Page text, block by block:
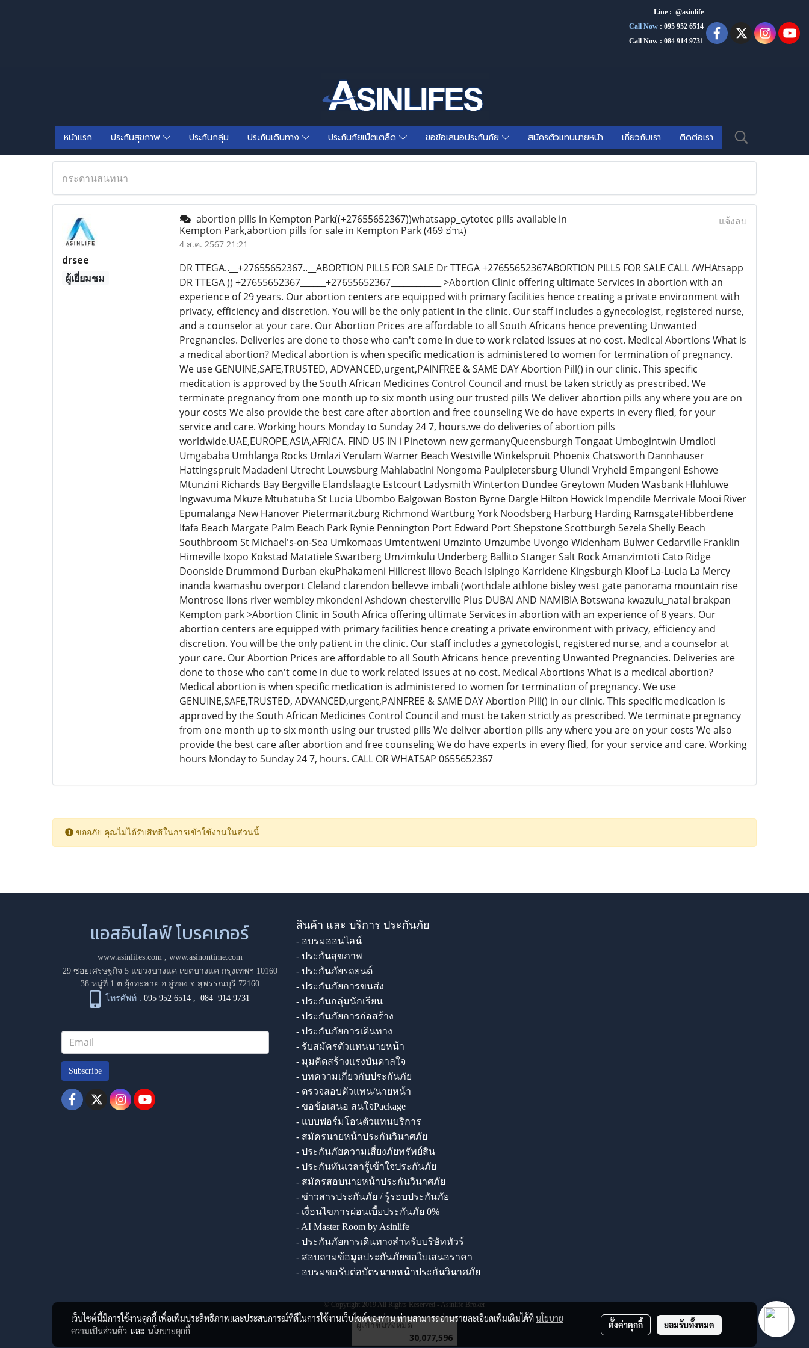
Line : @asinlife
Call Now : 095 952 6514
Call Now : 084 914 9731
หน้าแรก ประกันสุขภาพ ประกันกลุ่ม ประกันเดินทาง ประกันภัยเบ็ตเตล็ด ขอข้อเสนอประกันภัย สมัครตัวแทนนายหน้า เกี่ยวกับเรา ติดต่อเรา
กระดานสนทนา
drsee
ผู้เยี่ยมชม
abortion pills in Kempton Park((+27655652367))whatsapp_cytotec pills available in
Kempton Park,abortion pills for sale in Kempton Park(469 อ่าน)
4 ส.ค. 2567 21:21
แจ้งลบ
DR TTEGA..__+27655652367..__ABORTION PILLS FOR SALE Dr TTEGA +27655652367ABORTION PILLS FOR SALE CALL /WHAtsapp
DR TTEGA )) +27655652367______+27655652367____________ >Abortion Clinic offering ultimate Services in abortion with an
experience of 29 years. Our abortion centers are equipped with primary facilities hence creating a private environment with
privacy, efficiency and discretion. You will be the only patient in the clinic. Our staff includes a gynecologist, registered nurse,
and a counselor at your care. Our Abortion Prices are affordable to all South Africans hence preventing Unwanted
Pregnancies. Deliveries are done to those who can't come in due to work related issues at no cost. Medical Abortions What is
a medical abortion? Medical abortion is when specific medication is administered to women for termination of pregnancy.
We use GENUINE,SAFE,TRUSTED, ADVANCED,urgent,PAINFREE & SAME DAY Abortion Pill() in our clinic. This specific
medication is approved by the South African Medicines Control Council and must be taken strictly as prescribed. We
terminate pregnancy from one month up to six month using our trusted pills We deliver abortion pills any where you are on
your costs We also provide the best care after abortion and free counseling We do have experts in every flied, for your
service and care. Working hours Monday to Sunday 24 7, hours.we do deliveries of abortion pills
worldwide.UAE,EUROPE,ASIA,AFRICA. FIND US IN i Pinetown new germanyQueensburgh Tongaat Umbogintwin Umdloti
Umgababa Umhlanga Rocks Umlazi Verulam Warner Beach Westville Winkelspruit Phoenix Chatsworth Dannhauser
Hattingspruit Madadeni Utrecht Louwsburg Mahlabatini Nongoma Paulpietersburg Ulundi Vryheid Empangeni Eshowe
Mtunzini Richards Bay Bergville Elandslaagte Estcourt Ladysmith Winterton Dundee Greytown Muden Wasbank Hluhluwe
Ingwavuma Mkuze Mtubatuba St Lucia Ubombo Balgowan Boston Byrne Dargle Hilton Howick Impendile Merrivale Mooi River
Epumalanga New Hanover Pietermaritzburg Richmond Wartburg York Noodsberg Harburg Harding RamsgateHibberdene
Ifafa Beach Margate Palm Beach Park Rynie Pennington Port Edward Port Shepstone Scottburgh Sezela Shelly Beach
Southbroom St Michael's-on-Sea Umkomaas Umtentweni Umzinto Umzumbe Uvongo Widenham Bulwer Cedarville Franklin
Himeville Ixopo Kokstad Matatiele Swartberg Umzimkulu Underberg Ballito Stanger Salt Rock Amanzimtoti Cato Ridge
Doonside Drummond Durban ekuPhakameni Hillcrest Illovo Beach Isipingo Karridene Kingsburgh Kloof La-Lucia La Mercy
inanda kwamashu overport Cleland clarendon bellevve imbali (worthdale athlone bisley west gate panorama mountain rise
Montrose lions river wembley mkondeni Ashdown chesterville Plus DUBAI AND NAMIBIA Botswana kwazulu_natal brakpan
Kempton park >Abortion Clinic in South Africa offering ultimate Services in abortion with an experience of 8 years. Our
abortion centers are equipped with primary facilities hence creating a private environment with privacy, efficiency and
discretion. You will be the only patient in the clinic. Our staff includes a gynecologist, registered nurse, and a counselor at
your care. Our Abortion Prices are affordable to all South Africans hence preventing Unwanted Pregnancies. Deliveries are
done to those who can't come in due to work related issues at no cost. Medical Abortions What is a medical abortion?
Medical abortion is when specific medication is administered to women for termination of pregnancy. We use
GENUINE,SAFE,TRUSTED, ADVANCED,urgent,PAINFREE & SAME DAY Abortion Pill() in our clinic. This specific medication is
approved by the South African Medicines Control Council and must be taken strictly as prescribed. We terminate pregnancy
from one month up to six month using our trusted pills We deliver abortion pills any where you are on your costs We also
provide the best care after abortion and free counseling We do have experts in every flied, for your service and care. Working
hours Monday to Sunday 24 7, hours. CALL OR WHATSAP 0655652367
ขออภัย คุณไม่ได้รับสิทธิในการเข้าใช้งานในส่วนนี้
แอสอินไลฟ์ โบรคเกอร์
www.asinlifes.com, www.asinontime.com
29 ซอยเศรษฐกิจ 5 แขวงบางแค เขตบางแค กรุงเทพฯ 10160
38 หมู่ที่ 1 ต.ยุ้งทะลาย อ.อู่ทอง จ.สุพรรณบุรี 72160
โทรศัพท์ : 095 952 6514 ,084 914 9731
Subscribe
สินค้า และ บริการ ประกันภัย
- อบรมออนไลน์
- ประกันสุขภาพ
- ประกันภัยรถยนต์
- ประกันภัยการขนส่ง
- ประกันกลุ่มนักเรียน
- ประกันภัยการก่อสร้าง
- ประกันภัยการเดินทาง
- รับสมัครตัวแทนนายหน้า
- มุมคิดสร้างแรงบันดาลใจ
- บทความเกี่ยวกับประกันภัย
- ตรวจสอบตัวแทน/นายหน้า
- ขอข้อเสนอ สนใจPackage
- แบบฟอร์มโอนตัวแทนบริการ
- สมัครนายหน้าประกันวินาศภัย
- ประกันภัยความเสี่ยงภัยทรัพย์สิน
- ประกันทันเวลารู้เข้าใจประกันภัย
- สมัครสอบนายหน้าประกันวินาศภัย
- ข่าวสารประกันภัย / รู้รอบประกันภัย
- เงื่อนไขการผ่อนเบี้ยประกันภัย 0%
- AI Master Room by Asinlife
- ประกันภัยการเดินทางสำหรับบริษัททัวร์
- สอบถามข้อมูลประกันภัยขอใบเสนอราคา
- อบรมขอรับต่อบัตรนายหน้าประกันวินาศภัย
© Copyright 2019 All Rights Reserved - Asinlife Broker
ผู้เข้าชมทั้งหมด
30,077,596
เว็บไซต์นี้มีการใช้งานคุกกี้ เพื่อเพิ่มประสิทธิภาพและประสบการณ์ที่ดีในการใช้งานเว็บไซต์ของท่าน ท่านสามารถอ่านรายละเอียดเพิ่มเติมได้ที่นโยบาย
ความเป็นส่วนตัว และ นโยบายคุกกี้
ตั้งค่าคุกกี้ ยอมรับทั้งหมด